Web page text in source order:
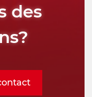
des